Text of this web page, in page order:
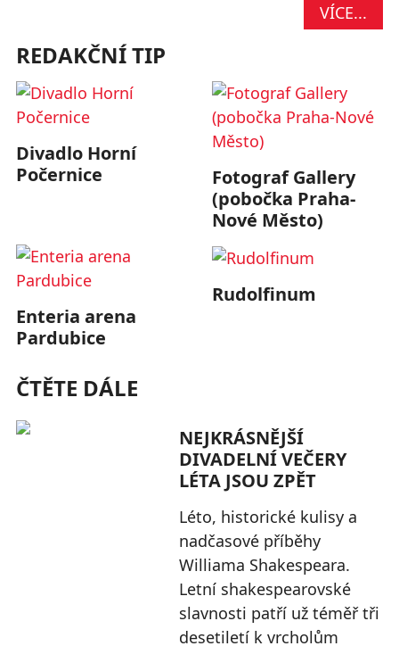
VÍCE...
REDAKČNÍ TIP
Divadlo Horní
Počernice
Fotograf Gallery
(pobočka Praha-
Nové Město)
Enteria arena
Pardubice
Rudolfinum
ČTĚTE DÁLE
NEJKRÁSNĚJŠÍ
DIVADELNÍ VEČERY
LÉTA JSOU ZPĚT
Léto, historické kulisy a
nadčasové příběhy
Williama Shakespeara.
Letní shakespearovské
slavnosti patří už téměř tři
desetiletí k vrcholům